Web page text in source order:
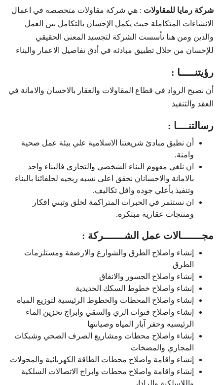
شركة رمايا للمقاولات : هي شركة مقاولات متخصصه في اعمال
الانشاءات المتكاملة حيث يكمل الإحسان بالتكامل بين العمل
والدين ومن هنا تأسست الشركة لتجسيد المعنى الحقيقي
للإحسان من خلال تطبيق مبادئه في أدق تفاصيل الاعمار والبناء
رؤيتنـــــا :
أن نصبح الرواد في قطاع المقاولات والعقار بالاحسان والامانة في
العقد والتنفيذ
رسالتنــــا :
أن نطبق مبادئ شريعتنا الاسلامية علي بيئة عمل صحية
وامنة.
ان نلغي مفهوم البناء الشخصي والتجاري فالبناء واحد
بالامانة والاحسانان نحقق اعلى نسبه ربحيه لحلفائنا بالبناء
وتنفيذ بأعلي جوده واقل تكاليف.
ان نستثمر في الخبرات المتراكمة لخلق وتبني افكار
ومنتجات عقارية مبتكره.
مجـــــــالات عمل الشـــــــركة :
إنشاء واصلاح الطرق والشوارع والارصفة ومستلزمات
الطرق
إنشاء واصلاح الجسور والانفاق
إنشاء واصلاح خطوط السكك الحديدية
إنشاء واصلاح المحطات والخطوط الرئيسية لتوزيع المياه
إنشاء واصلاح قنوات الري والسقي وابراج تخزين الماء
الرئيسيه وحفر آبار المياه وصيانتها
إنشاء واصلاح محطات ومشاريع الصرف الصحي وشبكات
المجاري والمضخات
إنشاء واقامة واصلاح محطات الطاقة الكهربائية والمحولات
إنشاء واقامة واصلاح محطات وابراج الاتصالات السلكية
واللاسلكية والرادار